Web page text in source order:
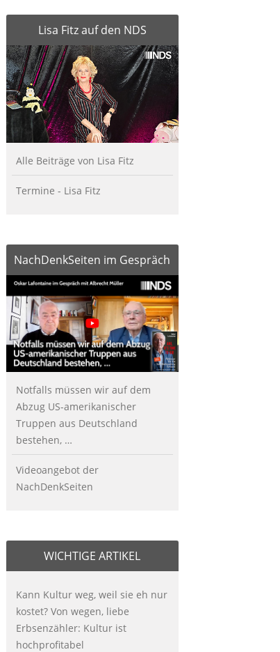
Lisa Fitz auf den NDS
Alle Beiträge von Lisa Fitz
Termine - Lisa Fitz
NachDenkSeiten im Gespräch
Notfalls müssen wir auf dem
Abzug US-amerikanischer
Truppen aus Deutschland
bestehen, …
Videoangebot der
NachDenkSeiten
WICHTIGE ARTIKEL
Kann Kultur weg, weil sie eh nur
kostet? Von wegen, liebe
Erbsenzähler: Kultur ist
hochprofitabel